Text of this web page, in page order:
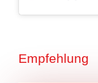
Empfehlung